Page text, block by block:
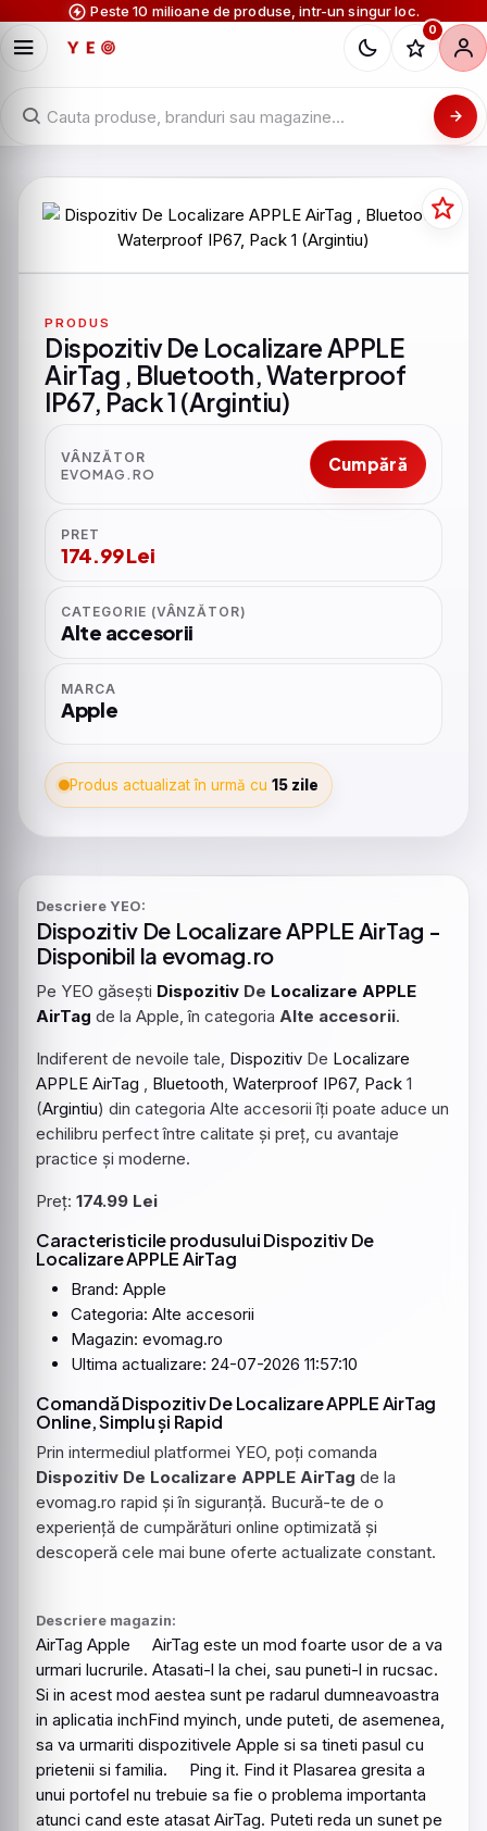
Peste 10 milioane de produse, intr-un singur loc.
0
PRODUS
Dispozitiv De Localizare APPLE
AirTag , Bluetooth, Waterproof
IP67, Pack 1 (Argintiu)
VÂNZĂTOR
EVOMAG.RO
Cumpără
PRET
174.99 Lei
CATEGORIE (VÂNZĂTOR)
Alte accesorii
MARCA
Apple
Produs actualizat în urmă cu 15 zile
Descriere YEO:
Dispozitiv De LocalizareAPPLE AirTag -
Disponibil la evomag.ro
Pe YEO găsești Dispozitiv De Localizare APPLE
AirTag de la Apple, în categoria Alte accesorii.
Indiferent de nevoile tale, Dispozitiv De Localizare
APPLE AirTag , Bluetooth, Waterproof IP67, Pack 1
(Argintiu) din categoria Alte accesorii îți poate aduce un
echilibru perfect între calitate și preț, cu avantaje
practice și moderne.
Preț: 174.99 Lei
Caracteristicile produsului Dispozitiv De
Localizare APPLE AirTag
Brand: Apple
Categoria: Alte accesorii
Magazin: evomag.ro
Ultima actualizare: 24-07-2026 11:57:10
Comandă Dispozitiv De Localizare APPLE AirTag
Online, Simplu și Rapid
Prin intermediul platformei YEO, poți comanda
Dispozitiv De Localizare APPLE AirTag de la
evomag.ro rapid și în siguranță. Bucură-te de o
experiență de cumpărături online optimizată și
descoperă cele mai bune oferte actualizate constant.
Descriere magazin:
AirTag Apple AirTag este un mod foarte usor de a va
urmari lucrurile. Atasati-l la chei, sau puneti-l in rucsac.
Si in acest mod aestea sunt pe radarul dumneavoastra
in aplicatia inchFind myinch, unde puteti, de asemenea,
sa va urmariti dispozitivele Apple si sa tineti pasul cu
prietenii si familia. Ping it. Find it Plasarea gresita a
unui portofel nu trebuie sa fie o problema importanta
atunci cand este atasat AirTag. Puteti reda un sunet pe